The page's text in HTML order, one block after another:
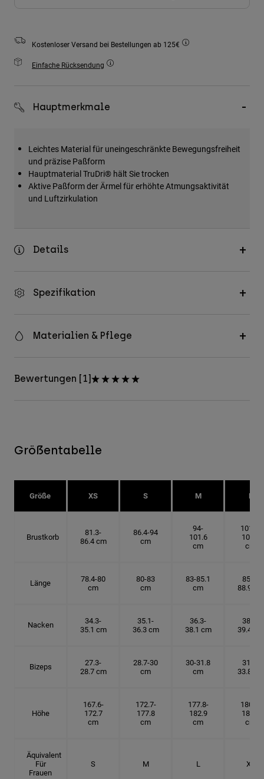
Hüte & Mützen
Kostenloser Versand bei Bestellungen ab 125€
Einfache Rücksendung
Hauptmerkmale
Leichtes Material für uneingeschränkte Bewegungsfreiheit
und präzise Paßform
Hauptmaterial TruDri® hält Sie trocken
Aktive Paßform der Ärmel für erhöhte Atmungsaktivität
und Luftzirkulation
Details
Spezifikation
Materialien & Pflege
Bewertungen [1]
Größentabelle
Größe XS S M L
Brustkorb
81.3-
86.4 cm
86.4-94
cm
94-
101.6
cm
101.6-
109.2
cm
Länge
78.4-80
cm
80-83
cm
83-85.1
cm
85.1-
88.9 cm
Nacken
34.3-
35.1 cm
35.1-
36.3 cm
36.3-
38.1 cm
38.1-
39.4 cm
Bizeps
27.3-
28.7 cm
28.7-30
cm
30-31.8
cm
31.8-
33.8 cm
Höhe
167.6-
172.7
cm
172.7-
177.8
cm
177.8-
182.9
cm
180.3-
185.5
cm
Äquivalent
Für
Frauen
S M L XL